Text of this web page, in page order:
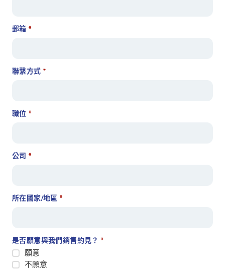
郵箱 *
聯繫方式 *
職位 *
公司 *
所在國家/地區 *
是否願意與我們銷售約見？ *
願意
不願意